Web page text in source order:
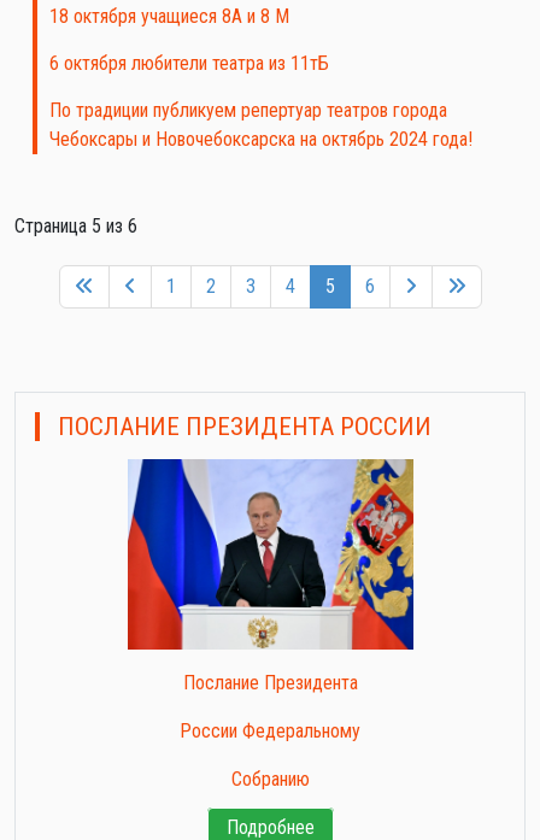
18 октября учащиеся 8А и 8 М
6 октября любители театра из 11тБ
По традиции публикуем репертуар театров города
Чебоксары и Новочебоксарска на октябрь 2024 года!
Страница 5 из 6
1 2 3 4 5 6
ПОСЛАНИЕ ПРЕЗИДЕНТА РОССИИ
Послание Президента
России Федеральному
Собранию
Подробнее